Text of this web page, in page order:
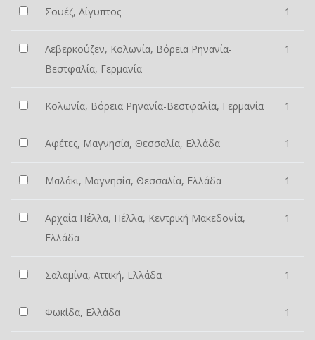
Σουέζ, Αίγυπτος 1
Λεβερκούζεν, Κολωνία, Βόρεια Ρηνανία-
Βεστφαλία, Γερμανία
1
Κολωνία, Βόρεια Ρηνανία-Βεστφαλία, Γερμανία 1
Αφέτες, Μαγνησία, Θεσσαλία, Ελλάδα 1
Μαλάκι, Μαγνησία, Θεσσαλία, Ελλάδα 1
Αρχαία Πέλλα, Πέλλα, Κεντρική Μακεδονία,
Ελλάδα
1
Σαλαμίνα, Αττική, Ελλάδα 1
Φωκίδα, Ελλάδα 1